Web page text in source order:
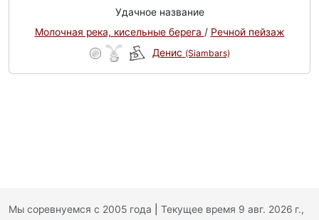
Удачное название
Молочная река, кисельные берега / Речной пейзаж
Денис (Siambars)
Мы соревнуемся с 2005 года Текущее время 9 авг. 2026 г.,